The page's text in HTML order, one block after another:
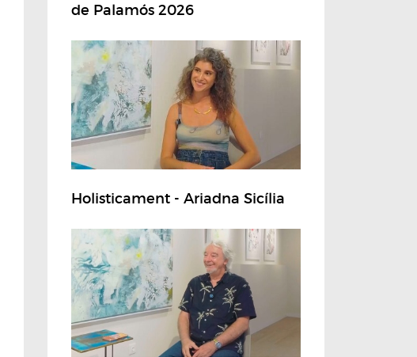
de Palamós 2026
Holisticament - Ariadna Sicília